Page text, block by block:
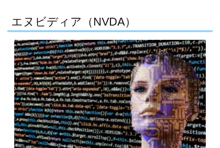
エヌビディア（NVDA）